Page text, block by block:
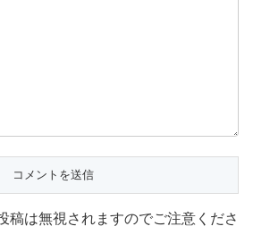
稿は無視されますのでご注意くださ